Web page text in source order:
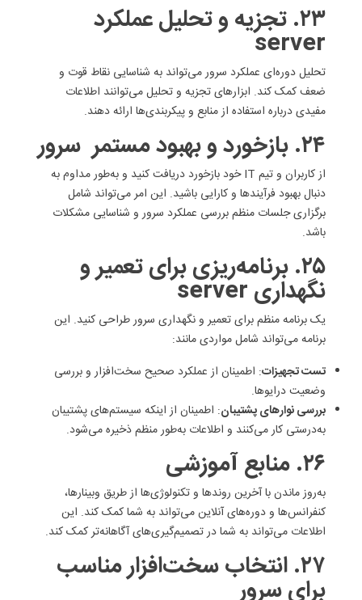
۲۳. تجزیه و تحلیل عملکرد
server
تحلیل دوره‌ای عملکرد سرور می‌تواند به شناسایی نقاط قوت و
ضعف کمک کند. ابزارهای تجزیه و تحلیل می‌توانند اطلاعات
مفیدی درباره استفاده از منابع و پیکربندی‌ها ارائه دهند.
۲۴. بازخورد و بهبود مستمر سرور
از کاربران و تیم IT خود بازخورد دریافت کنید و به‌طور مداوم به
دنبال بهبود فرآیندها و کارایی باشید. این امر می‌تواند شامل
برگزاری جلسات منظم بررسی عملکرد سرور و شناسایی مشکلات
باشد.
۲۵. برنامه‌ریزی برای تعمیر و
نگهداری server
یک برنامه منظم برای تعمیر و نگهداری سرور طراحی کنید. این
برنامه می‌تواند شامل مواردی مانند:
تست تجهیزات: اطمینان از عملکرد صحیح سخت‌افزار و بررسی
وضعیت درایوها.
بررسی نوارهای پشتیبان: اطمینان از اینکه سیستم‌های پشتیبان
به‌درستی کار می‌کنند و اطلاعات به‌طور منظم ذخیره می‌شود.
۲۶. منابع آموزشی
به‌روز ماندن با آخرین روندها و تکنولوژی‌ها از طریق وبینارها،
کنفرانس‌ها و دوره‌های آنلاین می‌تواند به شما کمک کند. این
اطلاعات می‌تواند به شما در تصمیم‌گیری‌های آگاهانه‌تر کمک کند.
۲۷. انتخاب سخت‌افزار مناسب
برای سرور